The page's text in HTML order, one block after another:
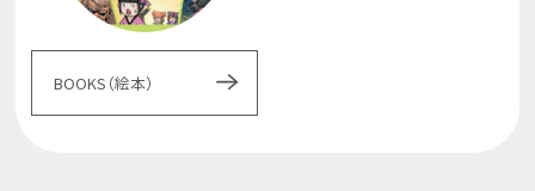
BOOKS（絵本）